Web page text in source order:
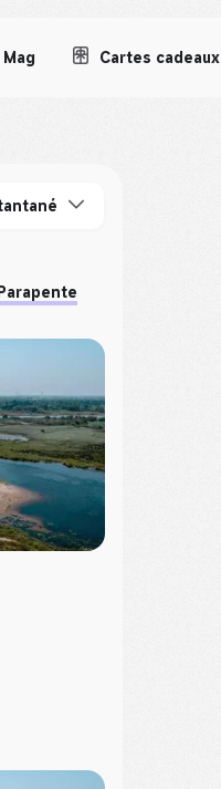
Mag Cartes cadeaux
Parapente